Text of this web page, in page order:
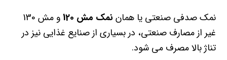
نمک صدفی صنعتی یا همان نمک مش 120
و مش 130
غیر از مصارف صنعتی، در بسیاری از صنایع غذایی نیز در
تناژ بالا مصرف می شود.